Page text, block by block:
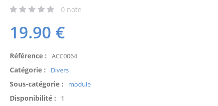
0 note
19.90 €
Référence : ACC0064
Catégorie : Divers
Sous-catégorie : module
Disponibilité : 1